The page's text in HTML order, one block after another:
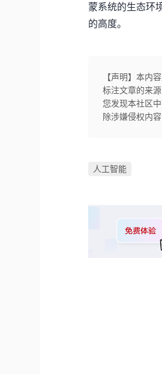
蒙系统的生态环
的高度。
【声明】本内
标注文章的来
您发现本社区
除涉嫌侵权内
人工智能